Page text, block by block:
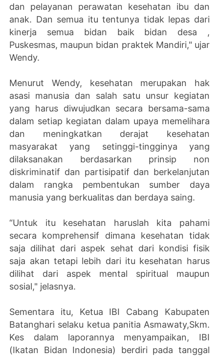
dan pelayanan perawatan kesehatan ibu dan
anak. Dan semua itu tentunya tidak lepas dari
kinerja semua bidan baik bidan desa ,
Puskesmas, maupun bidan praktek Mandiri," ujar
Wendy.
Menurut Wendy, kesehatan merupakan hak
asasi manusia dan salah satu unsur kegiatan
yang harus diwujudkan secara bersama-sama
dalam setiap kegiatan dalam upaya memelihara
dan meningkatkan derajat kesehatan
masyarakat yang setinggi-tingginya yang
dilaksanakan berdasarkan prinsip non
diskriminatif dan partisipatif dan berkelanjutan
dalam rangka pembentukan sumber daya
manusia yang berkualitas dan berdaya saing.
“Untuk itu kesehatan haruslah kita pahami
secara komprehensif dimana kesehatan tidak
saja dilihat dari aspek sehat dari kondisi fisik
saja akan tetapi lebih dari itu kesehatan harus
dilihat dari aspek mental spiritual maupun
sosial," jelasnya.
Sementara itu, Ketua IBI Cabang Kabupaten
Batanghari selaku ketua panitia Asmawaty,Skm.
Kes dalam laporannya menyampaikan, IBI
(Ikatan Bidan Indonesia) berdiri pada tanggal